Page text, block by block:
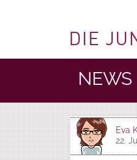
NEWS
Eva
22.